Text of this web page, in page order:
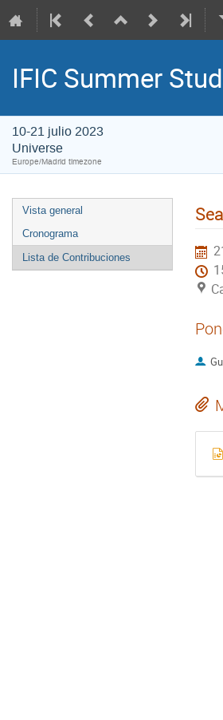
IFIC Summer
10-21 julio 2023
Universe
Europe/Madrid timezone
Vista general
Cronograma
Lista de Contribuciones